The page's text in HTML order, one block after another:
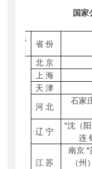
国家
地
区
省份
北京
上 海
天 津
河北
石家
辽 宁
*沈（
连
江苏
南京 *
（